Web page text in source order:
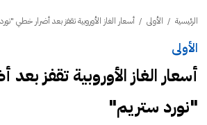
الرئيسية / الأولى / أسعار الغاز الأوروبية تقفز بعد أضرار خطي
الأولى
أسعار الغاز الأوروبية تقفز
"نورد ستريم"